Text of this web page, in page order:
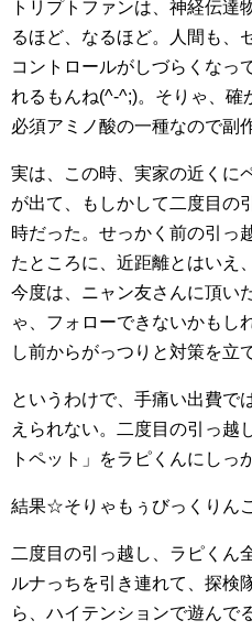
トリプトファンは、神経伝達
るほど、なるほど。人間も、
コントロールがしづらくなっ
れるもんね(^-^;)。そりゃ、確
必須アミノ酸の一種なので副
実は、この時、実家の近くに
が出て、もしかして二度目の
時だった。せっかく前の引っ
たところに、近距離とはいえ
今度は、ニャン友さんに頂い
ゃ、フォローできないかもし
し前からがっつりと対策を立
というわけで、手痛い出費で
えられない。二度目の引っ越
トペット」をラピくんにしっ
結果☆そりゃもぅびっくりん
二度目の引っ越し、ラピくん
ルナっちを引き連れて、探
ら、ハイテンションで遊ん